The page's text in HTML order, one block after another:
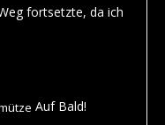
fortsetzte, da ich
Auf Bald!